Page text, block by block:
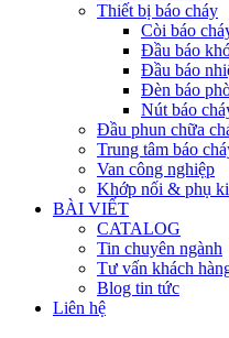
Thiết bị báo cháy
Còi báo
Đầu báo
Đầu báo
Đèn báo
Nút báo
Đầu phun chữa
Trung tâm báo
Van công nghiệp
Khớp nối & phụ
BÀI VIẾT
CATALOG
Tin chuyên ngành
Tư vấn khách
Blog tin tức
Liên hệ